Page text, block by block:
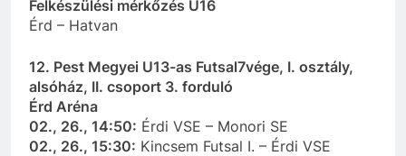
Felkészülési mérkőzés U16
Érd – Hatvan
12. Pest Megyei U13-as Futsal7vége, I. osztály,
alsóház, II. csoport 3. forduló
Érd Aréna
02., 26., 14:50: Érdi VSE – Monori SE
02., 26., 15:30: Kincsem Futsal I. – Érdi VSE